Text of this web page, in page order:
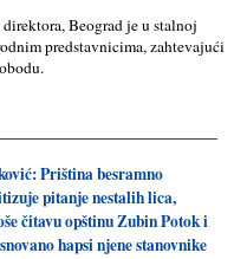
Beograd je u stalnoj
predstavnicima, zahtevajući
Priština besramno
pitanje nestalih lica,
čitavu opštinu Zubin Potok i
hapsi njene stanovnike